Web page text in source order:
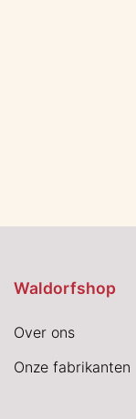
Waldorfshop
Over ons
Onze fabrikanten